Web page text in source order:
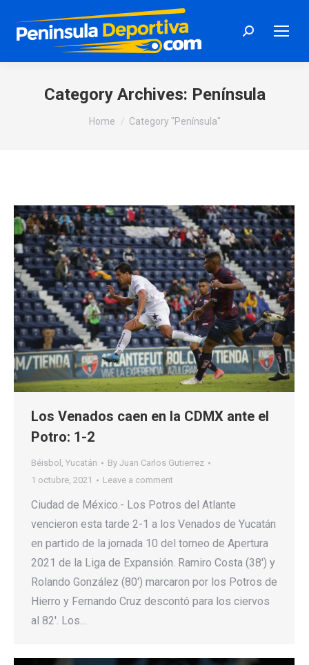
Search:
Category Archives: Península
You are here:
Home Category "Península"
Los Venados caen en la CDMX ante el
Potro: 1-2
Béisbol , Yucatán By Juan Carlos Gutierrez
1 octubre, 2021
Leave a comment
Ciudad de México.- Los Potros del Atlante
vencieron esta tarde 2-1 a los Venados de Yucatán
en partido de la jornada 10 del torneo de Apertura
2021 de la Liga de Expansión. Ramiro Costa (38′) y
Rolando González (80′) marcaron por los Potros de
Hierro y Fernando Cruz descontó para los ciervos
al 82′. Los…